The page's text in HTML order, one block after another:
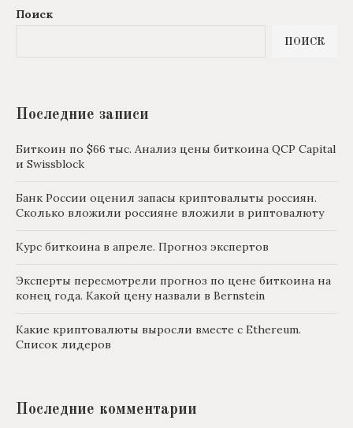
Поиск
ПОИСК
Последние записи
Биткоин по $66 тыс. Анализ цены биткоина QCP Capital
и Swissblock
Банк России оценил запасы криптовалыты россиян.
Сколько вложили россияне вложили в риптовалюту
Курс биткоина в апреле. Прогноз экспертов
Эксперты пересмотрели прогноз по цене биткоина на
конец года. Какой цену назвали в Bernstein
Какие криптовалюты выросли вместе с Ethereum.
Список лидеров
Последние комментарии